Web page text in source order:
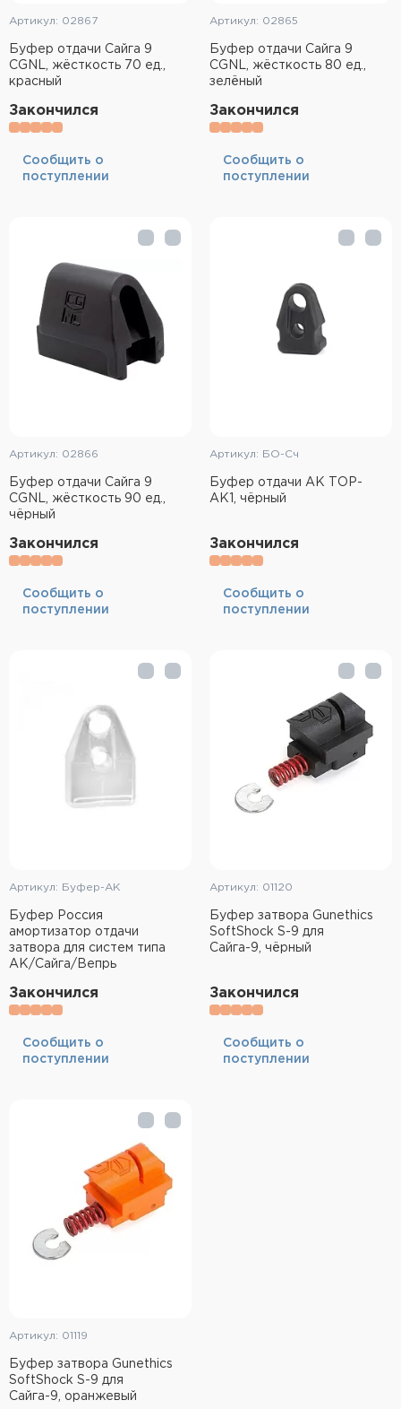
Артикул: 02867
Буфер отдачи Сайга 9
CGNL, жёсткость 70 ед.,
красный
Закончился
Cообщить о
поступлении
Артикул: 02865
Буфер отдачи Сайга 9
CGNL, жёсткость 80 ед.,
зелёный
Закончился
Cообщить о
поступлении
Артикул: 02866
Буфер отдачи Сайга 9
CGNL, жёсткость 90 ед.,
чёрный
Закончился
Cообщить о
поступлении
Артикул: БО-Сч
Буфер отдачи АК ТОР-
АК1, чёрный
Закончился
Cообщить о
поступлении
Артикул: Буфер-АК
Буфер Россия
амортизатор отдачи
затвора для систем типа
АК/Сайга/Вепрь
Закончился
Cообщить о
поступлении
Артикул: 01120
Буфер затвора Gunethics
SoftShock S-9 для
Сайга-9, чёрный
Закончился
Cообщить о
поступлении
Артикул: 01119
Буфер затвора Gunethics
SoftShock S-9 для
Сайга-9, оранжевый